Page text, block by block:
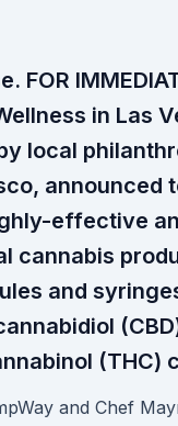
FOR
in Las
local
announced
effective
cannabis
and
(THC)
and Chef